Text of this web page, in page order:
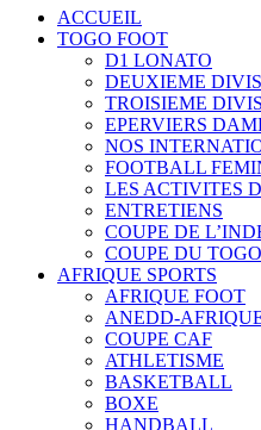
ACCUEIL
TOGO FOOT
D1 LONATO
DEUXIEME
TROISIEME
EPERVIERS
NOS
FOOTBALL
LES ACTIVITES
ENTRETIENS
COUPE DE
COUPE DU TOGO
AFRIQUE SPORTS
AFRIQUE FOOT
ANEDD-
COUPE CAF
ATHLETISME
BASKETBALL
BOXE
HANDBALL